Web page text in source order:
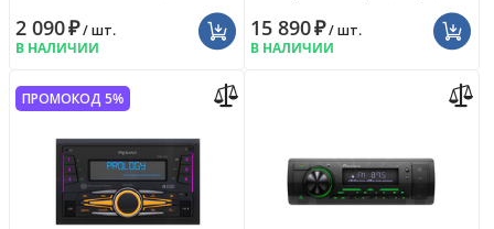
2 090₽/ шт.
В НАЛИЧИИ
15 890₽/ шт.
В НАЛИЧИИ
ПРОМОКОД 5%